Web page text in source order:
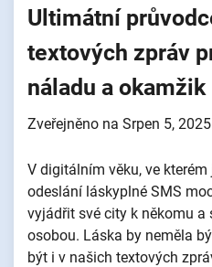
Ultimátní
textových zpráv
náladu a okamžik
Zveřejněno na Srpen 5, 2025
V digitálním věku, ve
odeslání láskyplné SMS
vyjádřit své city k někomu a
osobou. Láska by neměla
být i v našich textových